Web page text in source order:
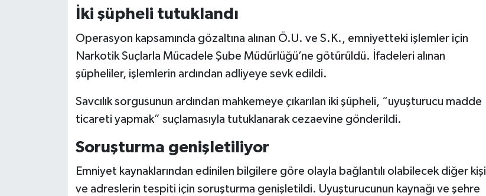
İki şüpheli tutuklandı
Operasyon kapsamında gözaltına alınan Ö.U. ve S.K., emniyetteki işlemler için
Narkotik Suçlarla Mücadele Şube Müdürlüğü’ne götürüldü. İfadeleri alınan
şüpheliler, işlemlerin ardından adliyeye sevk edildi.
Savcılık sorgusunun ardından mahkemeye çıkarılan iki şüpheli, “uyuşturucu madde
ticareti yapmak” suçlamasıyla tutuklanarak cezaevine gönderildi.
Soruşturma genişletiliyor
Emniyet kaynaklarından edinilen bilgilere göre olayla bağlantılı olabilecek diğer kişi
ve adreslerin tespiti için soruşturma genişletildi. Uyuşturucunun kaynağı ve şehre